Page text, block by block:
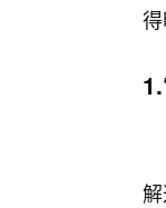
解